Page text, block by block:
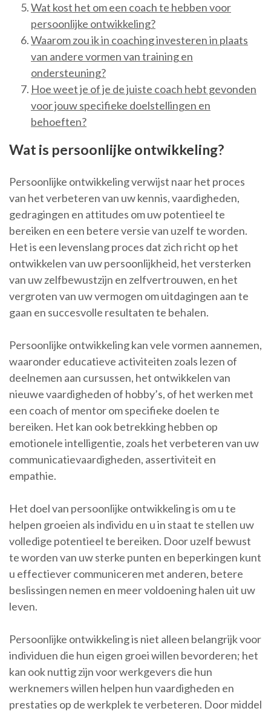
Wat kost het om een coach te hebben voor
persoonlijke ontwikkeling?
Waarom zou ik in coaching investeren in plaats
van andere vormen van training en
ondersteuning?
Hoe weet je of je de juiste coach hebt gevonden
voor jouw specifieke doelstellingen en
behoeften?
Wat is persoonlijke ontwikkeling?
Persoonlijke ontwikkeling verwijst naar het proces
van het verbeteren van uw kennis, vaardigheden,
gedragingen en attitudes om uw potentieel te
bereiken en een betere versie van uzelf te worden.
Het is een levenslang proces dat zich richt op het
ontwikkelen van uw persoonlijkheid, het versterken
van uw zelfbewustzijn en zelfvertrouwen, en het
vergroten van uw vermogen om uitdagingen aan te
gaan en succesvolle resultaten te behalen.
Persoonlijke ontwikkeling kan vele vormen aannemen,
waaronder educatieve activiteiten zoals lezen of
deelnemen aan cursussen, het ontwikkelen van
nieuwe vaardigheden of hobby’s, of het werken met
een coach of mentor om specifieke doelen te
bereiken. Het kan ook betrekking hebben op
emotionele intelligentie, zoals het verbeteren van uw
communicatievaardigheden, assertiviteit en
empathie.
Het doel van persoonlijke ontwikkeling is om u te
helpen groeien als individu en u in staat te stellen uw
volledige potentieel te bereiken. Door uzelf bewust
te worden van uw sterke punten en beperkingen kunt
u effectiever communiceren met anderen, betere
beslissingen nemen en meer voldoening halen uit uw
leven.
Persoonlijke ontwikkeling is niet alleen belangrijk voor
individuen die hun eigen groei willen bevorderen; het
kan ook nuttig zijn voor werkgevers die hun
werknemers willen helpen hun vaardigheden en
prestaties op de werkplek te verbeteren. Door middel